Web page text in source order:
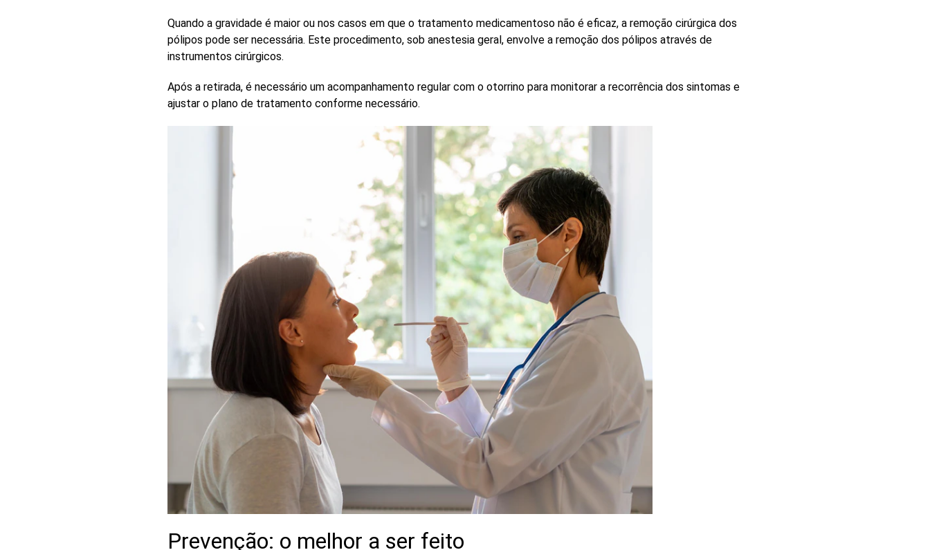
Quando a gravidade é maior ou nos casos em que o tratamento medicamentoso não é eficaz, a remoção cirúrgica dos
pólipos pode ser necessária. Este procedimento, sob anestesia geral, envolve a remoção dos pólipos através de
instrumentos cirúrgicos.
Após a retirada, é necessário um acompanhamento regular com o otorrino para monitorar a recorrência dos sintomas e
ajustar o plano de tratamento conforme necessário.
Prevenção: o melhor a ser feito